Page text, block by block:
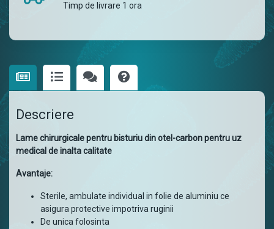
Timp de livrare 1 ora
Descriere
Lame chirurgicale pentru bisturiu din otel-carbon pentru uz
medical de inalta calitate
Avantaje:
Sterile, ambulate individual in folie de aluminiu ce
asigura protective impotriva ruginii
De unica folosinta